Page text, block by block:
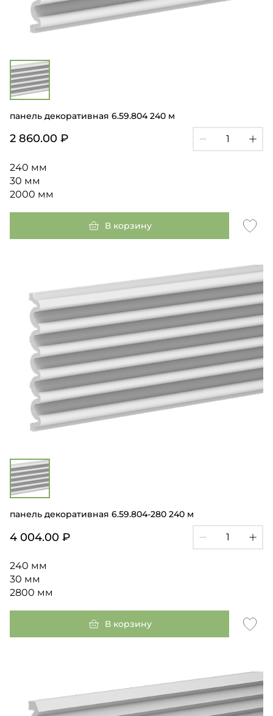
панель декоративная 6.59.804 240 м
2 860.00 ₽
240 мм
30 мм
2000 мм
В корзину
панель декоративная 6.59.804-280 240 м
4 004.00 ₽
240 мм
30 мм
2800 мм
В корзину